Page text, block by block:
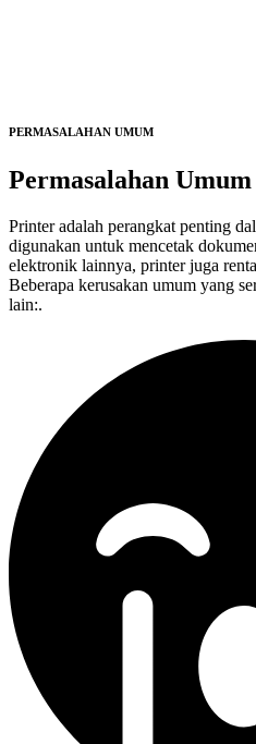
PERMASALAHAN UMUM
Permasalahan Umum
Printer adalah perangkat penting
digunakan untuk mencetak
elektronik lainnya, printer juga
Beberapa kerusakan umum yang
lain:.